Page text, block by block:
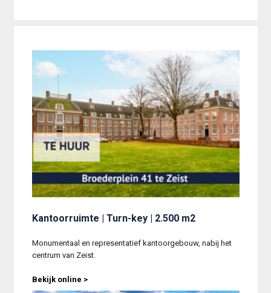
Kantoorruimte | Turn-key | 2.500 m2
Monumentaal en representatief kantoorgebouw, nabij het
centrum van Zeist.
Bekijk online >